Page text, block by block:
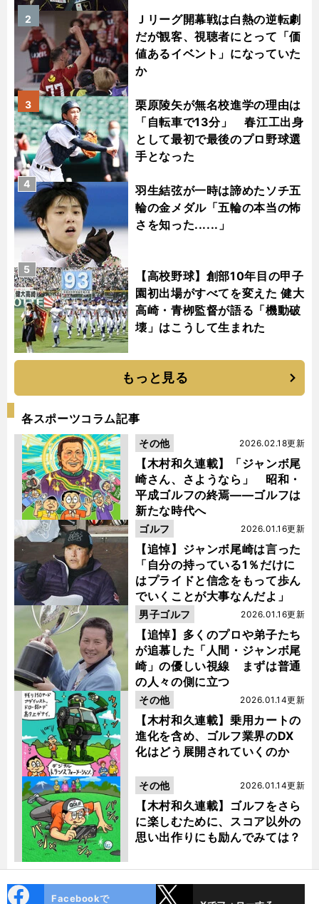
Ｊリーグ開幕戦は白熱の逆転劇
だが観客、視聴者にとって「価
値あるイベント」になっていた
か
2
栗原陵矢が無名校進学の理由は
「自転車で13分」 春江工出身
として最初で最後のプロ野球選
手となった
3
羽生結弦が一時は諦めたソチ五
輪の金メダル「五輪の本当の怖
さを知った......」
4
【高校野球】創部10年目の甲子
園初出場がすべてを変えた 健大
高崎・青栁監督が語る「機動破
壊」はこうして生まれた
5
もっと見る
各スポーツコラム記事
【木村和久連載】「ジャンボ尾
崎さん、さようなら」 昭和・
平成ゴルフの終焉――ゴルフは
新たな時代へ
2026.02.18更新
その他
【追悼】ジャンボ尾崎は言った
「自分の持っている1％だけに
はプライドと信念をもって歩ん
でいくことが大事なんだよ」
2026.01.16更新
ゴルフ
【追悼】多くのプロや弟子たち
が追慕した「人間・ジャンボ尾
崎」の優しい視線 まずは普通
の人々の側に立つ
2026.01.16更新
男子ゴルフ
【木村和久連載】乗用カートの
進化を含め、ゴルフ業界のDX
化はどう展開されていくのか
2026.01.14更新
その他
【木村和久連載】ゴルフをさら
に楽しむために、スコア以外の
思い出作りにも励んでみては？
2026.01.14更新
その他
Facebookで